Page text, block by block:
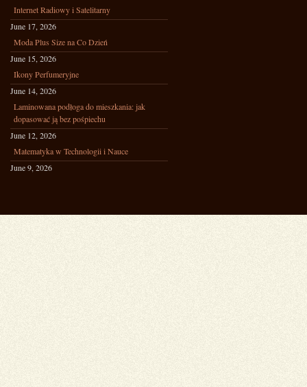
Internet Radiowy i Satelitarny
June 17, 2026
Moda Plus Size na Co Dzień
June 15, 2026
Ikony Perfumeryjne
June 14, 2026
Laminowana podłoga do mieszkania: jak
dopasować ją bez pośpiechu
June 12, 2026
Matematyka w Technologii i Nauce
June 9, 2026